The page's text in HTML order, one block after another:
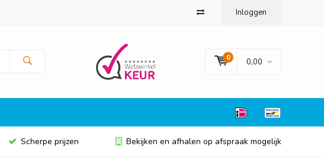
Inloggen
0 0,00
Scherpe prijzen Bekijken en afhalen op afspraak mogelijk